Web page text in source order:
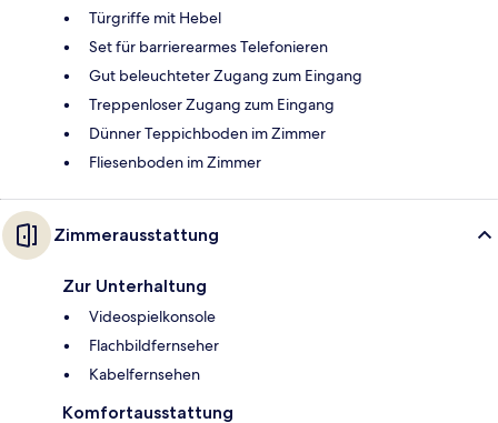
Türgriffe mit Hebel
Set für barrierearmes Telefonieren
Gut beleuchteter Zugang zum Eingang
Treppenloser Zugang zum Eingang
Dünner Teppichboden im Zimmer
Fliesenboden im Zimmer
Zimmerausstattung
Zur Unterhaltung
Videospielkonsole
Flachbildfernseher
Kabelfernsehen
Komfortausstattung